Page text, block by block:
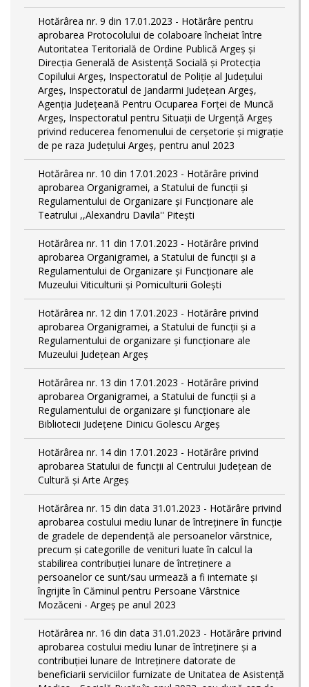
Hotărârea nr. 9 din 17.01.2023 - Hotărâre pentru
aprobarea Protocolului de colaboare încheiat între
Autoritatea Teritorială de Ordine Publică Argeş şi
Direcţia Generală de Asistenţă Socială şi Protecţia
Copilului Argeş, Inspectoratul de Poliţie al Judeţului
Argeş, Inspectoratul de Jandarmi Judeţean Argeş,
Agenţia Judeţeană Pentru Ocuparea Forţei de Muncă
Argeş, Inspectoratul pentru Situații de Urgență Argeş
privind reducerea fenomenului de cerşetorie şi migraţie
de pe raza Judeţului Argeş, pentru anul 2023
Hotărârea nr. 10 din 17.01.2023 - Hotărâre privind
aprobarea Organigramei, a Statului de funcţii și
Regulamentului de Organizare și Funcționare ale
Teatrului ,,Alexandru Davila'' Pitești
Hotărârea nr. 11 din 17.01.2023 - Hotărâre privind
aprobarea Organigramei, a Statului de funcții și a
Regulamentului de Organizare și Funcționare ale
Muzeului Viticulturii și Pomiculturii Golești
Hotărârea nr. 12 din 17.01.2023 - Hotărâre privind
aprobarea Organigramei, a Statului de funcții și a
Regulamentului de organizare și funcționare ale
Muzeului Județean Argeș
Hotărârea nr. 13 din 17.01.2023 - Hotărâre privind
aprobarea Organigramei, a Statului de funcții și a
Regulamentului de organizare și funcționare ale
Bibliotecii Județene Dinicu Golescu Argeș
Hotărârea nr. 14 din 17.01.2023 - Hotărâre privind
aprobarea Statului de funcţii al Centrului Județean de
Cultură și Arte Argeș
Hotărârea nr. 15 din data 31.01.2023 - Hotărâre privind
aprobarea costului mediu lunar de întreţinere în funcţie
de gradele de dependenţă ale persoanelor vârstnice,
precum şi categorille de venituri luate în calcul la
stabilirea contribuţiei lunare de întreţinere a
persoanelor ce sunt/sau urmează a fi internate şi
îngrijite în Căminul pentru Persoane Vârstnice
Mozăceni - Argeş pe anul 2023
Hotărârea nr. 16 din data 31.01.2023 - Hotărâre privind
aprobarea costului mediu lunar de întreţinere şi a
contribuţiei lunare de Intreţinere datorate de
beneficiarii serviciilor furnizate de Unitatea de Asistenţă